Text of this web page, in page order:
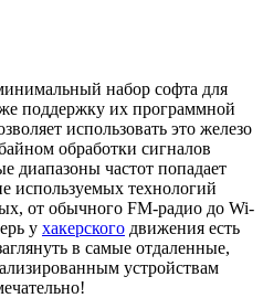
набор софта для
поддержку их программной
использовать это железо
обработки сигналов
диапазоны частот попадает
используемых технологий
от обычного FM-радио до Wi-
у хакерского движения есть
в самые отдаленные,
устройствам